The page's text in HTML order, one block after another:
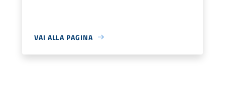
VAI ALLA PAGINA